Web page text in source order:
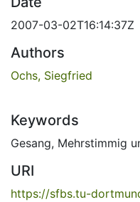
2007-03-02T16:14:37Z
Authors
Ochs, Siegfried
Keywords
Gesang, Mehrstimmig
URI
https://sfbs.tu-